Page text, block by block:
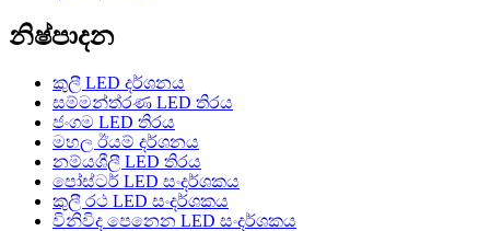
නිෂ්පාදන
කුලී LED දර්ශනය
සම්මන්ත්රණ LED තිරය
ජංගම LED තිරය
මහල ඊයම් දර්ශනය
නම්යශීලී LED තිරය
පෝස්ටර් LED සංදර්ශකය
කුලී රථ LED සංදර්ශකය
විනිවිද පෙනෙන LED සංදර්ශකය